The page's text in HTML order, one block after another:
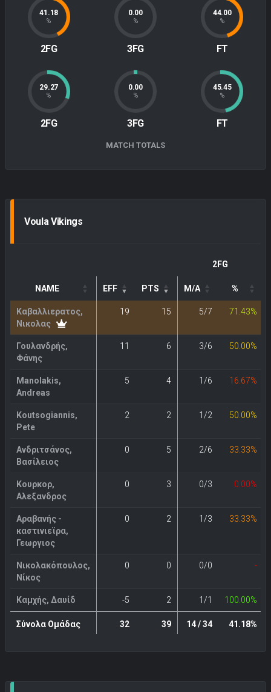
41.18
%
2FG
0.00
%
3FG
44.00
%
FT
29.27
%
2FG
0.00
%
3FG
45.45
%
FT
MATCH TOTALS
Voula Vikings
2FG
NAME EFF PTS M/A %
Καβαλλιερατος,
Νικολας
19 15 5/7 71.43%
Γουλανδρής,
Φάνης
11 6 3/6 50.00%
Manolakis,
Andreas
5 4 1/6 16.67%
Koutsogiannis,
Pete
2 2 1/2 50.00%
Ανδριτσάνος,
Βασίλειος
0 5 2/6 33.33%
Κουρκορ,
Αλεξανδρος
0 3 0/3 0.00%
Αραβανής -
καστινιεϊρα,
Γεωργιος
0 2 1/3 33.33%
Νικολακόπουλος,
Νίκος
0 0 0/0 -
Καμχής, Δαυίδ -5 2 1/1 100.00%
Σύνολα Ομάδας 32 39 14 / 34 41.18%